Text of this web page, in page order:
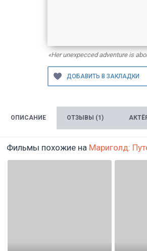
«Her unexpecced adventure is
ОПИСАНИЕ ОТЗЫВЫ (1)
Фильмы похожие на Мариголд: